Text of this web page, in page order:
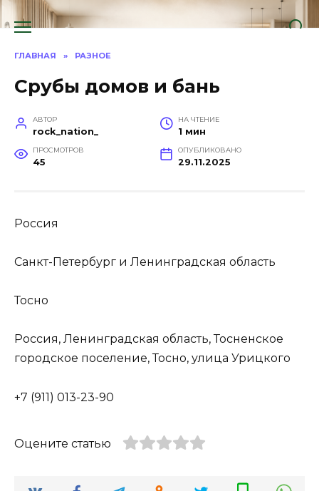
Перейти
к
ГЛАВНАЯ » РАЗНОЕ
Срубы домов и бань
АВТОР
rock_nation_
НА ЧТЕНИЕ
1 мин
ПРОСМОТРОВ
45
ОПУБЛИКОВАНО
29.11.2025
Россия
Санкт-Петербург и Ленинградская область
Тосно
Россия, Ленинградская область, Тосненское
городское поселение, Тосно, улица Урицкого
+7 (911) 013-23-90
Оцените статью